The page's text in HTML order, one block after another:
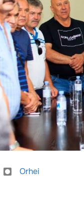
Orhei